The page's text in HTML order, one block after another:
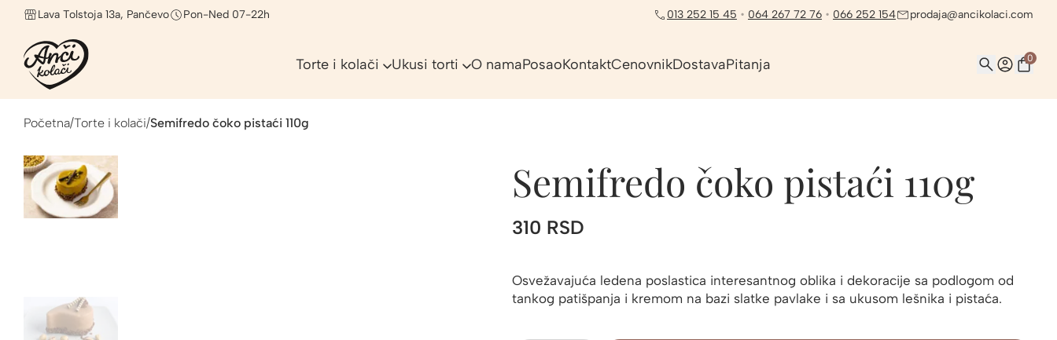
Lava Tolstoja 13a, Pančevo Pon-Ned 07-22h 013 252 15 45 • 064 267 72 76 • 066 252 154 prodaja@ancikolaci.com
Torte i kolači Ukusi torti O namaPosaoKontaktCenovnikDostavaPitanja 0
Početna/Torte i kolači/Semifredo čoko pistaći 110g
Semifredo čoko pistaći 110g
310 RSD
Osvežavajuća ledena poslastica interesantnog oblika i dekoracije sa podlogom od
tankog patišpanja i kremom na bazi slatke pavlake i sa ukusom lešnika i pistaća.